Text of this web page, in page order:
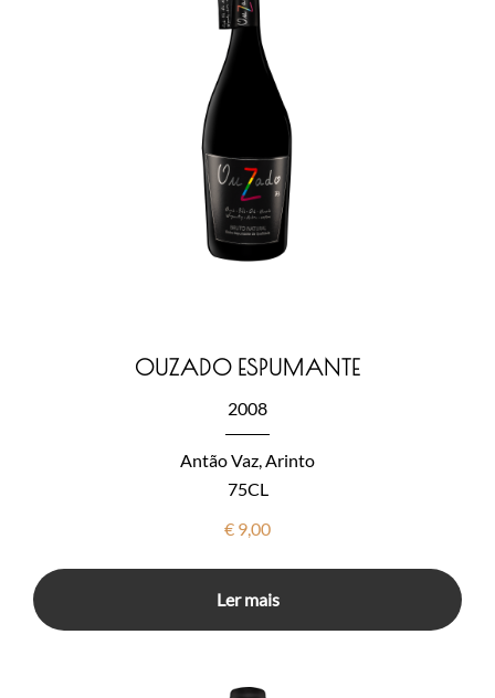
OUZADO ESPUMANTE
2008
Antão Vaz, Arinto
75CL
€ 9,00
Ler mais